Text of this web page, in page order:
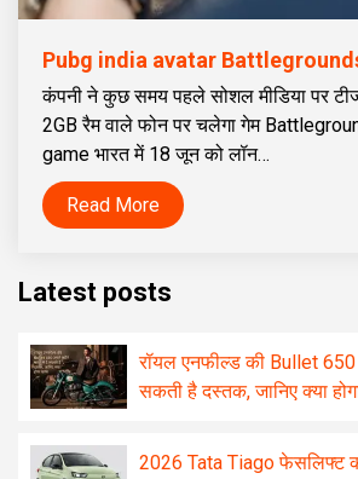
कंपनी ने कुछ समय पहले सोशल मीडिया पर
2GB रैम वाले फोन पर चलेगा गेम
game भारत में 18 जून को लॉन…
Read More
Latest posts
रॉयल एनफील्ड की Bullet
सकती है दस्तक, जानिए क्या
2026 Tata Tiago फेसलिफ्ट